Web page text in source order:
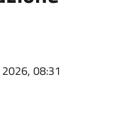
08:31